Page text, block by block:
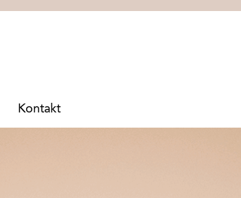
Kontakt